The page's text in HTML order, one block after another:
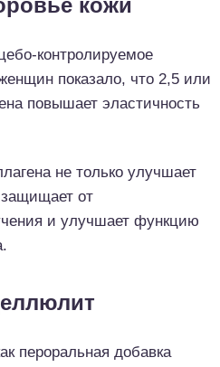
кожи
контролируемое
показало, что 2,5 или
повышает эластичность
не только улучшает
от
и улучшает функцию
пероральная добавка